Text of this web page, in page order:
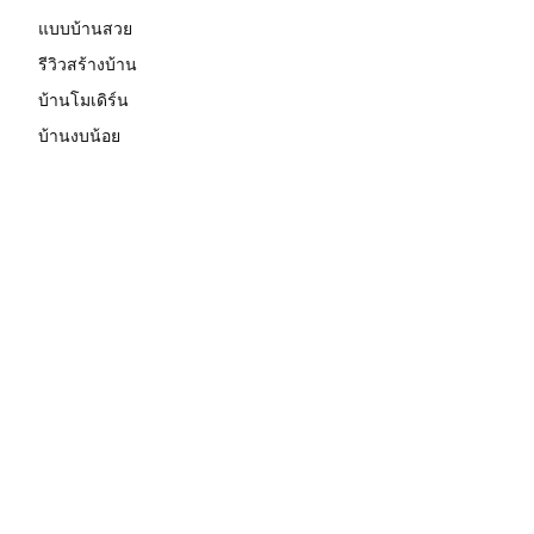
แบบบ้านสวย
รีวิวสร้างบ้าน
บ้านโมเดิร์น
บ้านงบน้อย